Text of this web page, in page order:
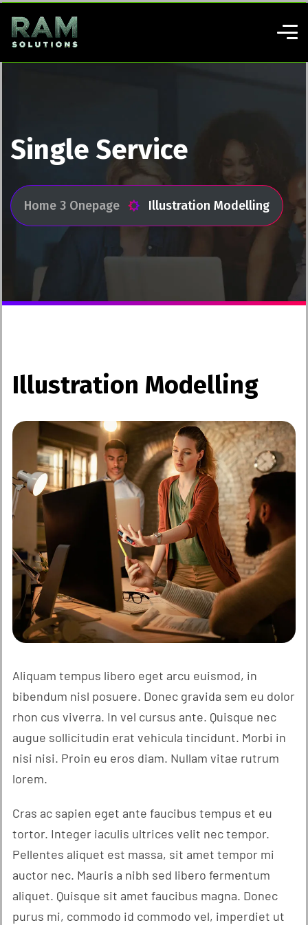
Single Service
Home 3 Onepage Illustration Modelling
Illustration Modelling
Aliquam tempus libero eget arcu euismod, in
bibendum nisl posuere. Donec gravida sem eu dolor
rhon cus viverra. In vel cursus ante. Quisque nec
augue sollicitudin erat vehicula tincidunt. Morbi in
nisi nisi. Proin eu eros diam. Nullam vitae rutrum
lorem.
Cras ac sapien eget ante faucibus tempus et eu
tortor. Integer iaculis ultrices velit nec tempor.
Pellentes aliquet est massa, sit amet tempor mi
auctor nec. Mauris a nibh sed libero fermentum
aliquet. Quisque sit amet faucibus magna. Donec
purus mi, commodo id commodo vel, imperdiet ut